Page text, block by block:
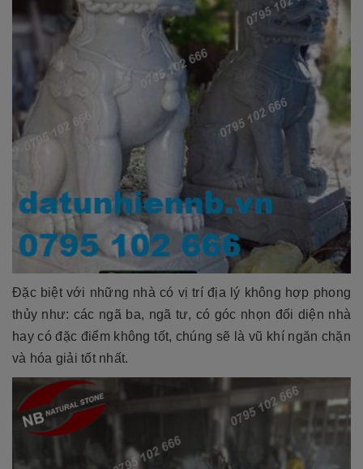
Đặc biệt với những nhà có vị trí địa lý không hợp phong
thủy như: các ngã ba, ngã tư, có góc nhọn đối diện nhà
hay có đặc điểm không tốt, chúng sẽ là vũ khí ngăn chặn
và hóa giải tốt nhất.